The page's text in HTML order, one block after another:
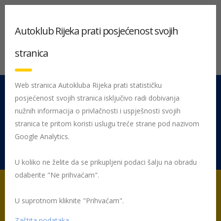
051 212 442 Centrala
Pon - Pet 08:00 - 16:00
Rujevica 9/1, 51000 Rijeka
Početna Koji članski model odabrati?
Autoklub Rijeka prati posjećenost svojih
stranica
Web stranica Autokluba Rijeka prati statističku
posjećenost svojih stranica isključivo radi dobivanja
nužnih informacija o privlačnosti i uspješnosti svojih
stranica te pritom koristi uslugu treće strane pod nazivom
Google Analytics.
U koliko ne želite da se prikupljeni podaci šalju na obradu
odaberite "Ne prihvaćam".
U suprotnom kliknite "Prihvaćam".